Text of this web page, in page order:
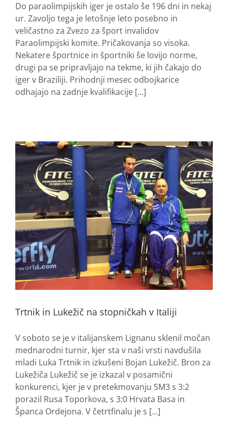
Do paraolimpijskih iger je ostalo še 196 dni in nekaj
ur. Zavoljo tega je letošnje leto posebno in
veličastno za Zvezo za šport invalidov
Paraolimpijski komite. Pričakovanja so visoka.
Nekatere športnice in športniki še lovijo norme,
drugi pa se pripravljajo na tekme, ki jih čakajo do
iger v Braziliji. Prihodnji mesec odbojkarice
odhajajo na zadnje kvalifikacije [...]
Trtnik in Lukežič na stopničkah v Italiji
V soboto se je v italijanskem Lignanu sklenil močan
mednarodni turnir, kjer sta v naši vrsti navdušila
mladi Luka Trtnik in izkušeni Bojan Lukežič. Bron za
Lukežiča Lukežič se je izkazal v posamični
konkurenci, kjer je v pretekmovanju SM3 s 3:2
porazil Rusa Toporkova, s 3:0 Hrvata Basa in
Španca Ordejona. V četrtfinalu je s [...]